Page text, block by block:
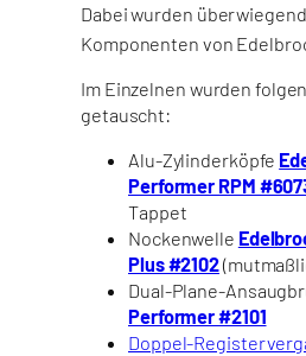
Dabei wurden
Komponenten von
Im Einzelnen wurden
getauscht:
Alu-Zylinderköpfe
Performer RPM
Tappet
Nockenwelle
Plus #2102
Dual-Plane-
Performer #2101
Doppel-